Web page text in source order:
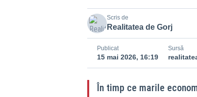
Scris de
Realitatea de Gorj
Publicat
15 mai 2026, 16:19
Sursă
În timp ce marile